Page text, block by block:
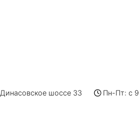
шоссе 33 Пн-Пт: с